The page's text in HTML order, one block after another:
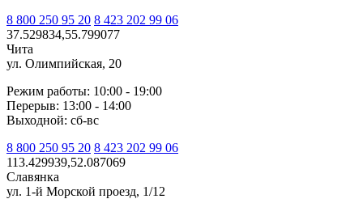
8 800 250 95 20 8 423 202 99 06
37.529834,55.799077
Чита
ул. Олимпийская, 20
Режим работы: 10:00 - 19:00
Перерыв: 13:00 - 14:00
Выходной: сб-вс
8 800 250 95 20 8 423 202 99 06
113.429939,52.087069
Славянка
ул. 1-й Морской проезд, 1/12